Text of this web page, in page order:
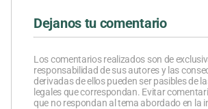
Dejanos tu comentario
Los comentarios realizados son de
responsabilidad de sus autores y las
derivadas de ellos pueden ser pasibles de
legales que correspondan. Evitar
que no respondan al tema abordado en la